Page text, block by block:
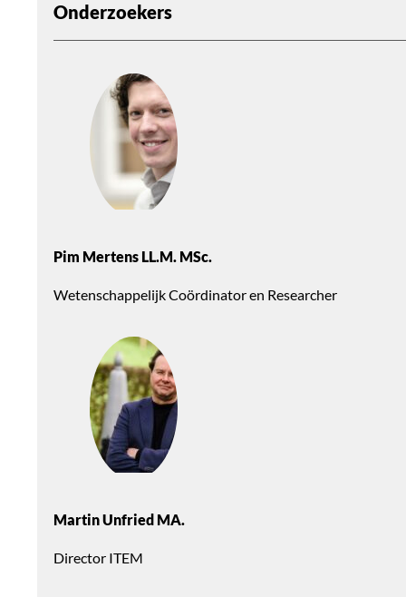
Onderzoekers
Pim Mertens LL.M. MSc.
Wetenschappelijk Coördinator en Researcher
Martin Unfried MA.
Director ITEM